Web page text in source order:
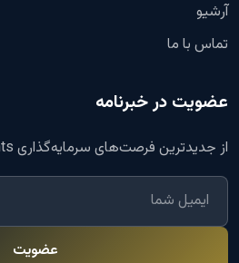
آرشیو
تماس با ما
عضویت در خبرنامه
از جدیدترین فرصت‌های سرمایه‌گذاری Parments مطلع شوید
عضویت